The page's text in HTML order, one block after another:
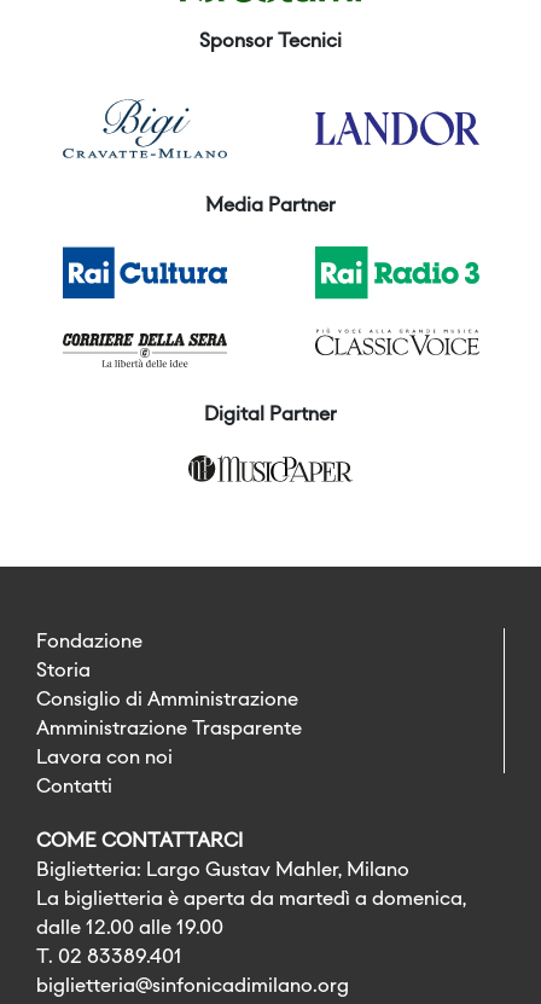
Sponsor Tecnici
Media Partner
Digital Partner
Fondazione
Storia
Consiglio di Amministrazione
Amministrazione Trasparente
Lavora con noi
Contatti
COME CONTATTARCI
Biglietteria: Largo Gustav Mahler, Milano
La biglietteria è aperta da martedì a domenica,
dalle 12.00 alle 19.00
T. 02 83389.401
biglietteria@sinfonicadimilano.org